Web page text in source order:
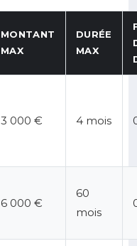
MONTANT
MAX
DURÉE
MAX
3 000 € 4 mois
6 000 €
60
mois